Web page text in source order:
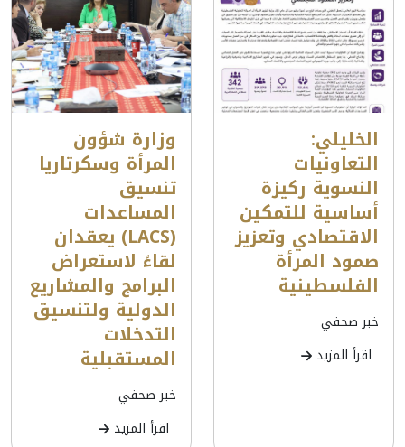
الخليلي:
التعاونيات
النسوية ركيزة
أساسية للتمكين
الاقتصادي وتعزيز
صمود المرأة
الفلسطينية
خبر صحفي
اقرأ المزيد
وزارة شؤون
المرأة وسكرتاريا
تنسيق
المساعدات
(LACS) يعقدان
لقاءً لاستعراض
البرامج والمشاريع
الدولية ولتنسيق
التدخلات
المستقبلية
خبر صحفي
اقرأ المزيد